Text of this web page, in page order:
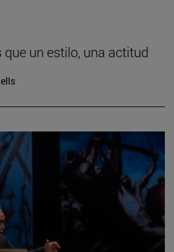
que un estilo, una actitud